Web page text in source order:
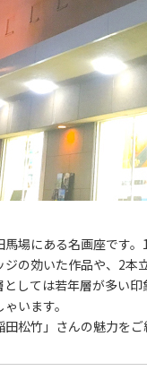
馬場にある名画座です
の効いた作品や、2
としては若年層が多い
います。
松竹」さんの魅力を